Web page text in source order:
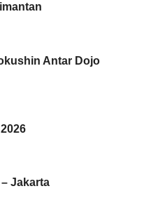
Antar Dojo
Jakarta